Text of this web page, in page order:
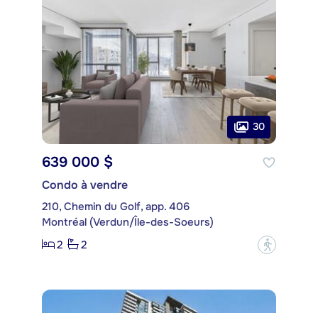
30
639 000 $
Condo à vendre
210, Chemin du Golf, app. 406
Montréal (Verdun/Île-des-Soeurs)
2
2 ?